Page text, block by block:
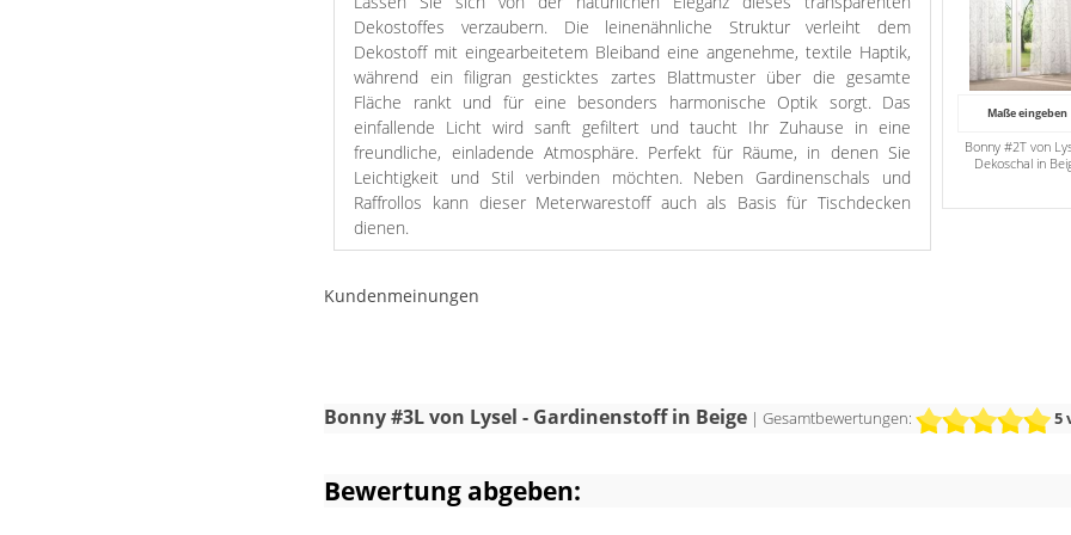
Dekostoffes verzaubern. Die leinenähnliche Struktur verleiht dem
Dekostoff mit eingearbeitetem Bleiband eine angenehme, textile Haptik,
während ein filigran gesticktes zartes Blattmuster über die gesamte
Fläche rankt und für eine besonders harmonische Optik sorgt. Das
einfallende Licht wird sanft gefiltert und taucht Ihr Zuhause in eine
freundliche, einladende Atmosphäre. Perfekt für Räume, in denen Sie
Leichtigkeit und Stil verbinden möchten. Neben Gardinenschals und
Raffrollos kann dieser Meterwarestoff auch als Basis für Tischdecken
dienen.
elegant vom weißen Stoff abheben und verleiht dem Stoff eine feine Tiefe.
frischem Weiß schafft eine wohnliche, gemütliche Atmosphäre.
Maße eingeben
Bonny #2T von
Dekoschal in
Kundenmeinungen
Bonny #3L von Lysel - Gardinenstoff in Beige| Gesamtbewertungen: 5
Bewertung abgeben: